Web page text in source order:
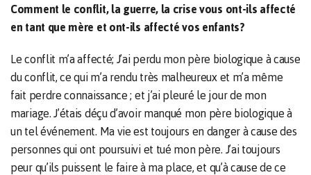
Comment le conflit, la guerre, la crise vous ont-ils affecté
en tant que mère et ont-ils affecté vos enfants?
Le conflit m’a affecté; J’ai perdu mon père biologique à cause
du conflit, ce qui m’a rendu très malheureux et m’a même
fait perdre connaissance ; et j’ai pleuré le jour de mon
mariage. J’étais déçu d’avoir manqué mon père biologique à
un tel événement. Ma vie est toujours en danger à cause des
personnes qui ont poursuivi et tué mon père. J’ai toujours
peur qu’ils puissent le faire à ma place, et qu’à cause de ce